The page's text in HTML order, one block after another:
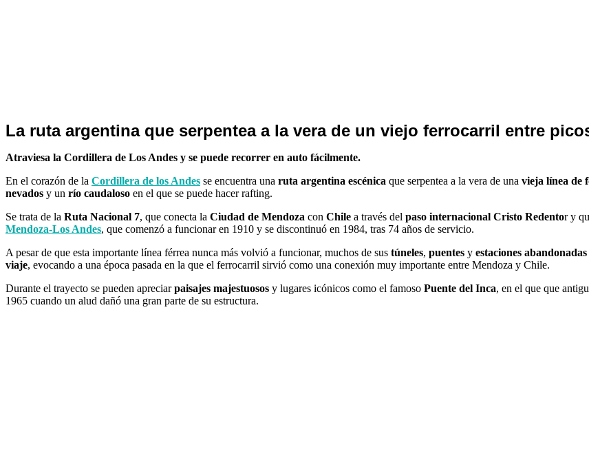
Noticias
de
Turismo
La ruta argentina que serpentea a la vera de un viejo ferrocarril entre
Atraviesa la Cordillera de Los Andes y se puede recorrer en auto fácilmente.
En el corazón de la Cordillera de los Andes se encuentra una ruta argentina escénica que serpentea a la vera de una vieja línea de
nevados y un río caudaloso en el que se puede hacer rafting.
Se trata de la Ruta Nacional 7, que conecta la Ciudad de Mendoza con Chile a través del paso internacional Cristo Redentor y
Mendoza-Los Andes, que comenzó a funcionar en 1910 y se discontinuó en 1984, tras 74 años de servicio.
A pesar de que esta importante línea férrea nunca más volvió a funcionar, muchos de sus túneles, puentes y estaciones abandonadas
viaje, evocando a una época pasada en la que el ferrocarril sirvió como una conexión muy importante entre Mendoza y Chile.
Durante el trayecto se pueden apreciarpaisajes majestuosos y lugares icónicos como el famoso Puente del Inca, en el que que
1965 cuando un alud dañó una gran parte de su estructura.